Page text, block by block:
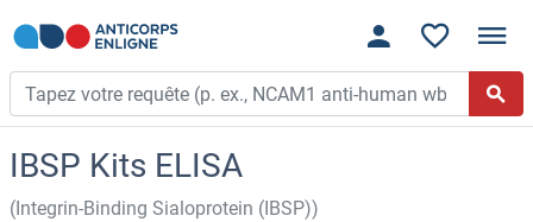
IBSP Kits ELISA
(Integrin-Binding Sialoprotein (IBSP))